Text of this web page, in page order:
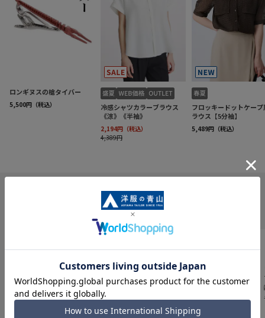
INFORMATION